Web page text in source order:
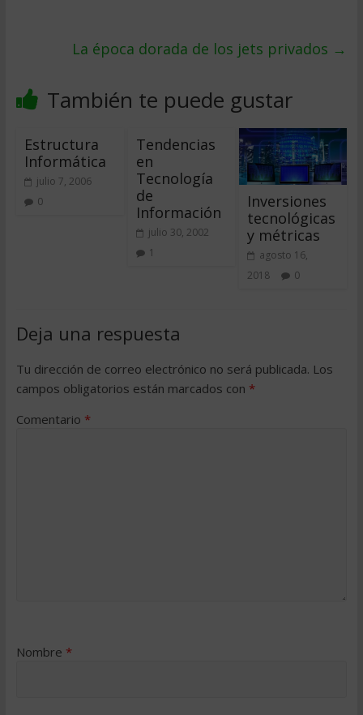
La época dorada de los jets privados →
También te puede gustar
Estructura
Informática
julio 7, 2006
0
Tendencias
en
Tecnología
de
Información
julio 30, 2002
1
Inversiones
tecnológicas
y métricas
agosto 16,
2018
0
Deja una respuesta
Tu dirección de correo electrónico no será publicada. Los
campos obligatorios están marcados con *
Comentario *
Nombre *